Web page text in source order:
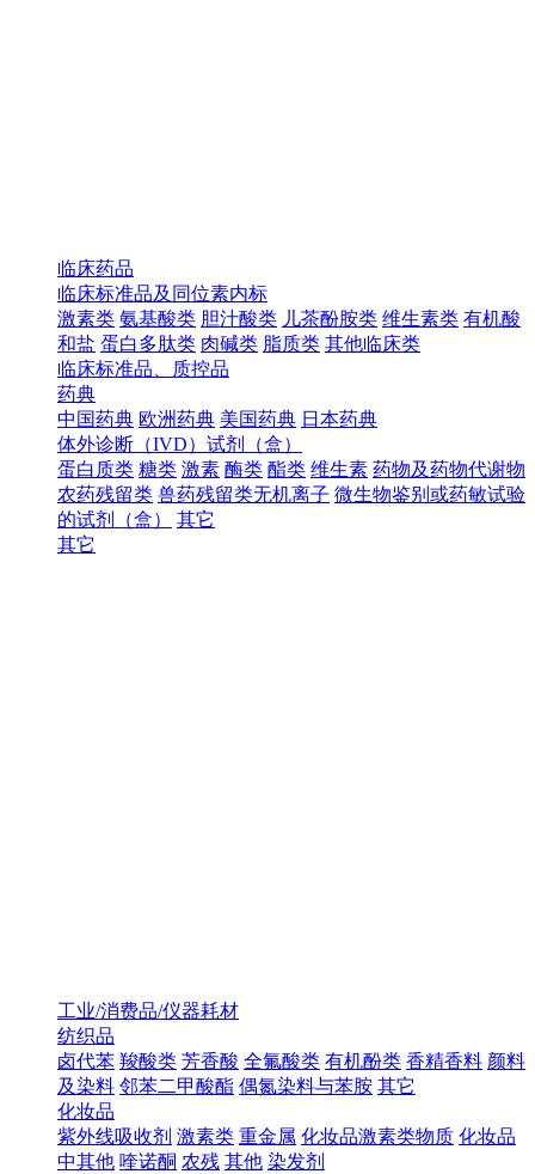
临床药品
临床标准品及同位素内标
激素类 氨基酸类 胆汁酸类 儿茶酚胺类 维生素类 有机酸
和盐 蛋白多肽类 肉碱类 脂质类 其他临床类
临床标准品、质控品
药典
中国药典 欧洲药典 美国药典 日本药典
体外诊断（IVD）试剂（盒）
蛋白质类 糖类 激素 酶类 酯类 维生素 药物及药物代谢物
农药残留类 兽药残留类无机离子 微生物鉴别或药敏试验
的试剂（盒）
其它
其它
工业/消费品/仪器耗材
纺织品
卤代苯 羧酸类 芳香酸 全氟酸类 有机酚类 香精香料 颜料
及染料 邻苯二甲酸酯 偶氮染料与苯胺 其它
化妆品
紫外线吸收剂 激素类 重金属 化妆品激素类物质 化妆品
中其他 喹诺酮 农残 其他 染发剂